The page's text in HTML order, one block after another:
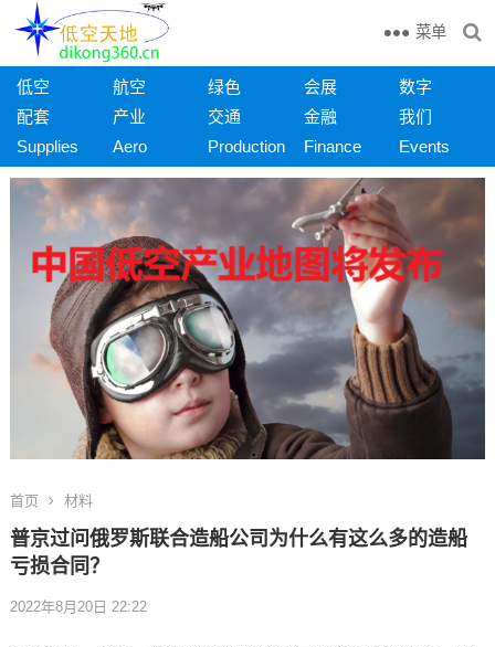
菜单
低空 航空 绿色 会展
数字
配套
产业 交通 金融
我们
Supplies
Aero Production Finance Events
首页 材料
普京过问俄罗斯联合造船公司为什么有这么多的造船
亏损合同？
2022年8月20日 22:22